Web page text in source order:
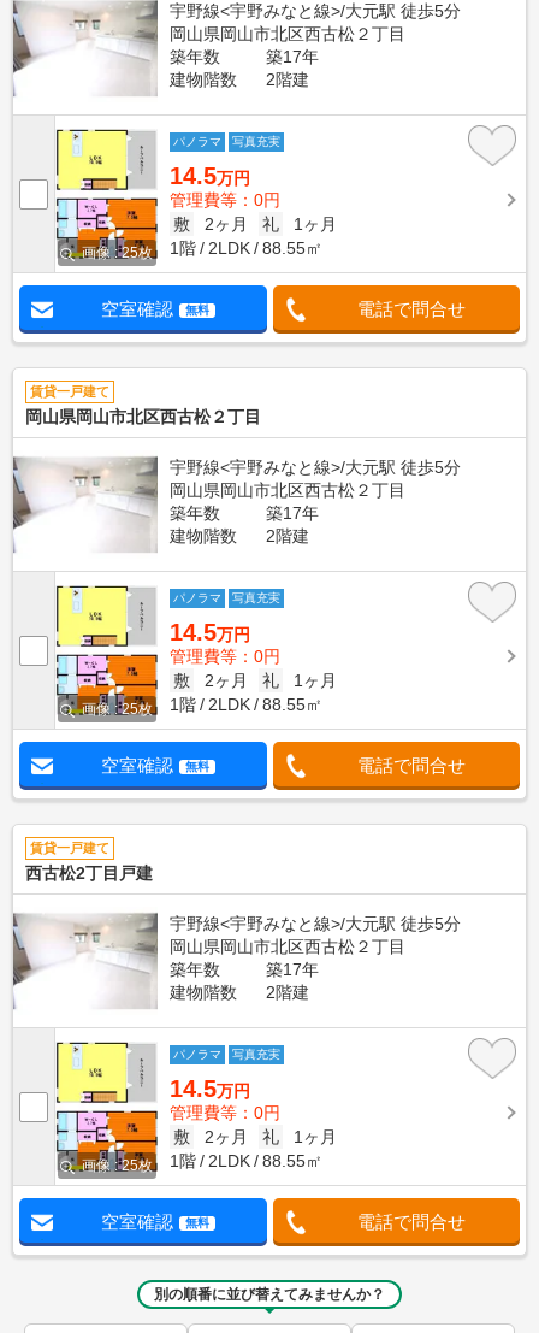
宇野線<宇野みなと線>/大元駅 徒歩5分
岡山県岡山市北区西古松２丁目
築年数
築17年
建物階数
2階建
画像 : 25枚
パノラマ 写真充実
14.5万円
管理費等：0円
敷
2ヶ月 礼
1ヶ月
1階
2LDK 88.55㎡
空室確認 無料 電話で問合せ
賃貸一戸建て
岡山県岡山市北区西古松２丁目
宇野線<宇野みなと線>/大元駅 徒歩5分
岡山県岡山市北区西古松２丁目
築年数
築17年
建物階数
2階建
画像 : 25枚
パノラマ 写真充実
14.5万円
管理費等：0円
敷
2ヶ月 礼
1ヶ月
1階
2LDK 88.55㎡
空室確認 無料 電話で問合せ
賃貸一戸建て
西古松2丁目戸建
宇野線<宇野みなと線>/大元駅 徒歩5分
岡山県岡山市北区西古松２丁目
築年数
築17年
建物階数
2階建
画像 : 25枚
パノラマ 写真充実
14.5万円
管理費等：0円
敷
2ヶ月 礼
1ヶ月
1階
2LDK 88.55㎡
空室確認 無料 電話で問合せ
別の順番に並び替えてみませんか？